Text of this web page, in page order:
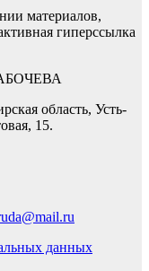
материалов,
гиперссылка
область, Усть-
15.
данных